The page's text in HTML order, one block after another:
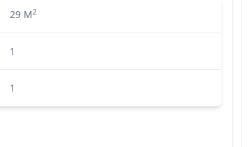
29 M2
1
1